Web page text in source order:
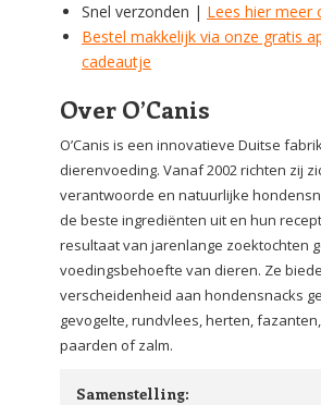
Snel verzonden | Lees hier meer
Bestel makkelijk via onze gratis
cadeautje
Over O’Canis
O’Canis is een innovatieve Duitse
dierenvoeding. Vanaf 2002 richten zij
verantwoorde en natuurlijke
de beste ingrediënten uit en hun
resultaat van jarenlange zoektochten
voedingsbehoefte van dieren. Ze
verscheidenheid aan hondensnacks
gevogelte, rundvlees, herten,
paarden of zalm.
Samenstelling: